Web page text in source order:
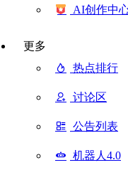
AI创作中
更多
热点排行
讨论区
公告列表
机器人4.0